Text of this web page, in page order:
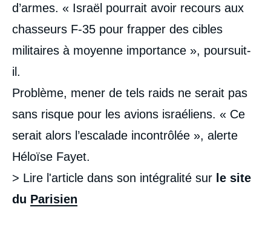
d’armes. « Israël pourrait avoir recours aux
chasseurs F-35 pour frapper des cibles
militaires à moyenne importance », poursuit-
il.
Problème, mener de tels raids ne serait pas
sans risque pour les avions israéliens. « Ce
serait alors l’escalade incontrôlée », alerte
Héloïse Fayet.
> Lire l'article dans son intégralité sur le site
du Parisien